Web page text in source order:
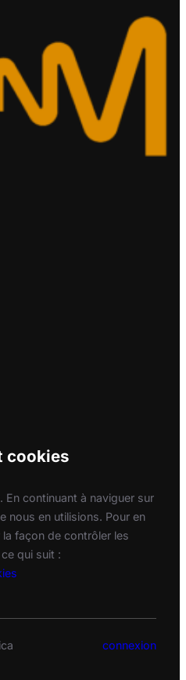
cookies
continuant à naviguer sur
nous en utilisions. Pour en
façon de contrôler les
qui suit :
connexion